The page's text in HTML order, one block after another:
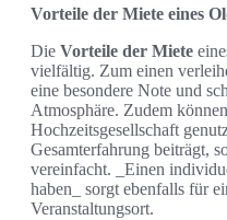
Vorteile der Miete eines
Die Vorteile der Miete
vielfältig. Zum einen
eine besondere Note und
Atmosphäre. Zudem
Hochzeitsgesellschaft
Gesamterfahrung beiträgt,
vereinfacht. _Einen
haben_ sorgt ebenfalls für
Veranstaltungsort.